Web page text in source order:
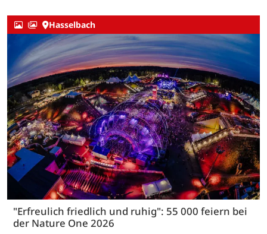
Hasselbach
"Erfreulich friedlich und ruhig": 55 000 feiern bei
der Nature One 2026